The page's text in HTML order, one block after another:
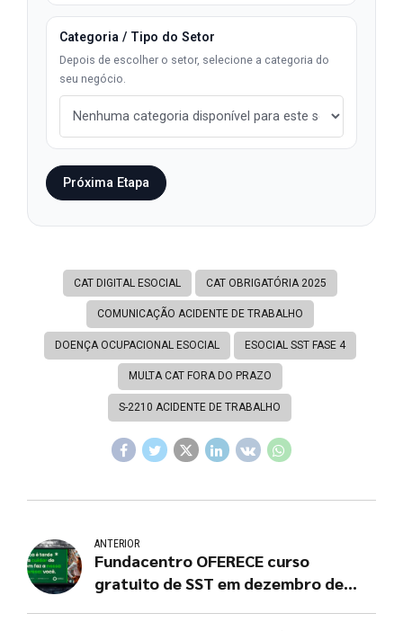
Categoria / Tipo do Setor
Depois de escolher o setor, selecione a categoria do
seu negócio.
Próxima Etapa
CAT DIGITAL ESOCIAL CAT OBRIGATÓRIA 2025
COMUNICAÇÃO ACIDENTE DE TRABALHO
DOENÇA OCUPACIONAL ESOCIAL ESOCIAL SST FASE 4
MULTA CAT FORA DO PRAZO
S-2210 ACIDENTE DE TRABALHO
ANTERIOR
Fundacentro OFERECE curso
gratuito de SST em dezembro de